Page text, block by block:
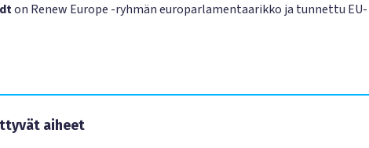
on Renew Europe -ryhmän europarlamentaarikko ja tunnettu EU-
aiheet